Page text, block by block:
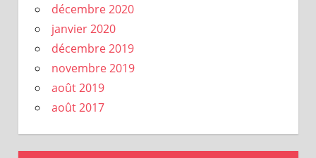
décembre 2020
janvier 2020
décembre 2019
novembre 2019
août 2019
août 2017